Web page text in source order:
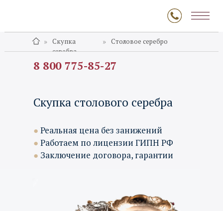
Скупка
серебра
Столовое серебро
» »
8 800 775-85-27
● Реальная цена без занижений
● Работаем по лицензии ГИПН РФ
● Заключение договора, гарантии
Скупка столового серебра